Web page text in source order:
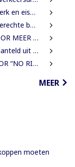
Van Samson
2-directeur
INKOMSTEN
ZiJin
THE QUESTION!
MEER
moeten